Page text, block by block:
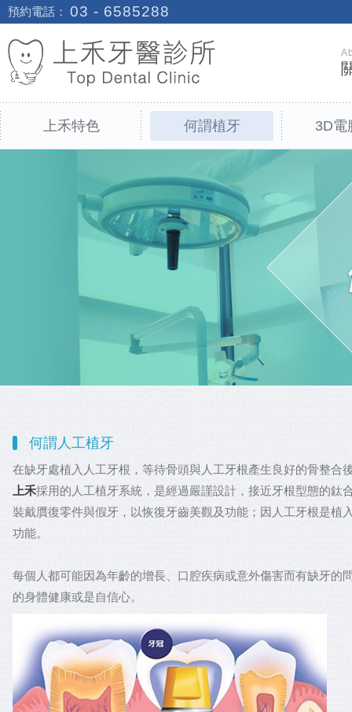
預約電話： 03 - 6585288
上禾特色 何謂植牙 3D電
何謂人工植牙
在缺牙處植入人工牙根，等待骨頭與人工牙根產生良好的骨整合
上禾採用的人工植牙系統，是經過嚴謹設計，接近牙根型態的
裝戴贋復零件與假牙，以恢復牙齒美觀及功能；因人工牙根是
功能。
每個人都可能因為年齡的增長、口腔疾病或意外傷害而有缺牙
的身體健康或是自信心。